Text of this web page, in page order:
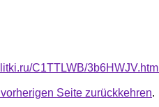
C1TTLWB/3b6HWJV.html
Seite zurückkehren.